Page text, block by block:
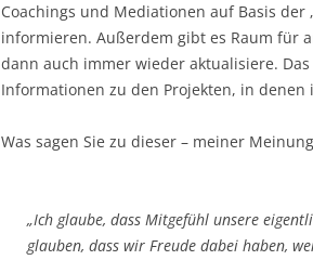
Coachings und Mediationen auf Basis
informieren. Außerdem gibt es Raum für
dann auch immer wieder aktualisiere.
Informationen zu den Projekten, in
Was sagen Sie zu dieser – meiner
„Ich glaube, dass Mitgefühl unsere
glauben, dass wir Freude dabei haben,